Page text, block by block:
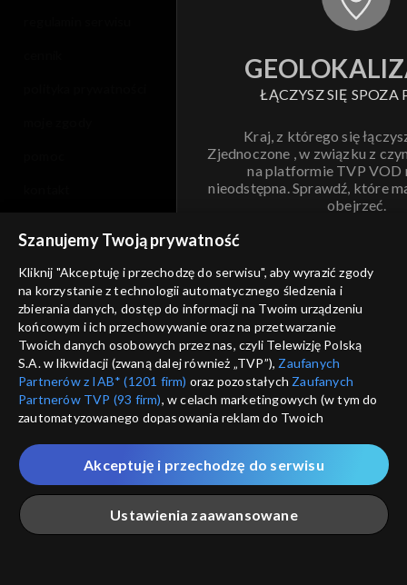
ŁĄCZYSZ SIĘ SPOZA
Kraj, z którego się
Zjednoczone , w związku z
na platformie TVP VOD
nieodstępna. Sprawdź, które
obejrzeć.
ANULUJ
informacje o dostawcy usług
Szanujemy Twoją prywatność
Kliknij "Akceptuję i przechodzę do serwisu", aby wyrazić zgody
na korzystanie z technologii automatycznego śledzenia i
zbierania danych, dostęp do informacji na Twoim urządzeniu
końcowym i ich przechowywanie oraz na przetwarzanie
Twoich danych osobowych przez nas, czyli Telewizję Polską
S.A. w likwidacji (zwaną dalej również „TVP”), Zaufanych
Partnerów z IAB* (1201 firm) oraz pozostałych Zaufanych
Partnerów TVP (93 firm), w celach marketingowych (w tym do
zautomatyzowanego dopasowania reklam do Twoich
które wskazujemy poniżej, a także zgody na udostępnianie
przez nas identyfikatora PPID do Google.
Twoje dane osobowe zbierane podczas odwiedzania przez
Ciebie naszych
poszczególnych serwisówzwanych dalej
„Portalem”, w tym informacje zapisywane za pomocą
Ustawienia zaawansowane
Akceptuję i przechodzę do serwisu